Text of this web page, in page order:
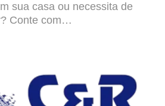
sua casa ou necessita de
Conte com…